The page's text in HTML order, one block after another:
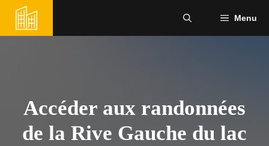
contenu
Menu
Accéder aux randonnées
de la Rive Gauche du lac